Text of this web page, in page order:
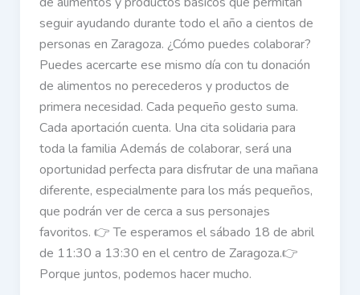
seguir ayudando durante todo el año a cientos de
personas en Zaragoza. ¿Cómo puedes colaborar?
Puedes acercarte ese mismo día con tu donación
de alimentos no perecederos y productos de
primera necesidad. Cada pequeño gesto suma.
Cada aportación cuenta. Una cita solidaria para
toda la familia Además de colaborar, será una
oportunidad perfecta para disfrutar de una mañana
diferente, especialmente para los más pequeños,
que podrán ver de cerca a sus personajes
favoritos. 👉 Te esperamos el sábado 18 de abril
de 11:30 a 13:30 en el centro de Zaragoza.👉
Porque juntos, podemos hacer mucho.